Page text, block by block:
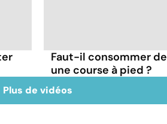
Faut-il consommer
une course à pied ?
Plus de vidéos